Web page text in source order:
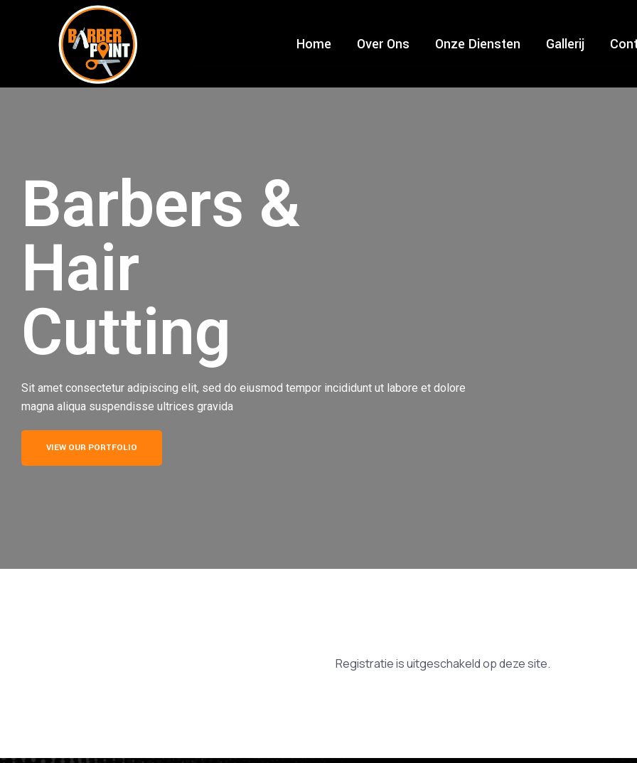
Home Over Ons Onze Diensten Gallerij
Barbers &
Hair
Cutting
Sit amet consectetur adipiscing elit, sed do eiusmod tempor incididunt ut labore et dolore
magna aliqua suspendisse ultrices gravida
VIEW OUR PORTFOLIO
Registratie is uitgeschakeld op deze site.